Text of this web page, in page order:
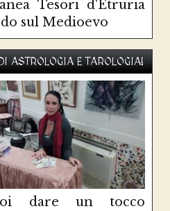
Tesori d'Etruria
sul Medioevo
ASTROLOGIA E TAROLOGIA!
dare un tocco